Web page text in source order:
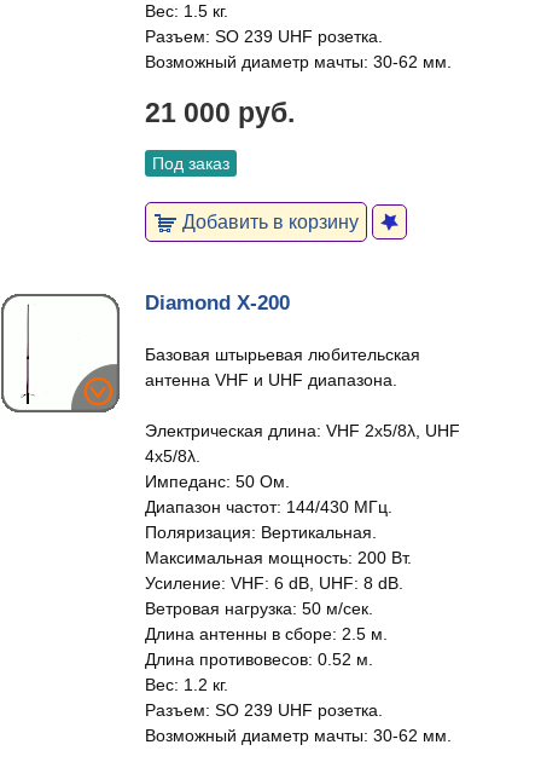
Вес: 1.5 кг.
Разъем: SO 239 UHF розетка.
Возможный диаметр мачты: 30-62 мм.
21 000 руб.
Под заказ
Добавить в корзину
Diamond X-200
Базовая штырьевая любительская
антенна VHF и UHF диапазона.
Электрическая длина: VHF 2x5/8λ, UHF
4x5/8λ.
Импеданс: 50 Ом.
Диапазон частот: 144/430 МГц.
Поляризация: Вертикальная.
Максимальная мощность: 200 Вт.
Усиление: VHF: 6 dB, UHF: 8 dB.
Ветровая нагрузка: 50 м/сек.
Длина антенны в сборе: 2.5 м.
Длина противовесов: 0.52 м.
Вес: 1.2 кг.
Разъем: SO 239 UHF розетка.
Возможный диаметр мачты: 30-62 мм.